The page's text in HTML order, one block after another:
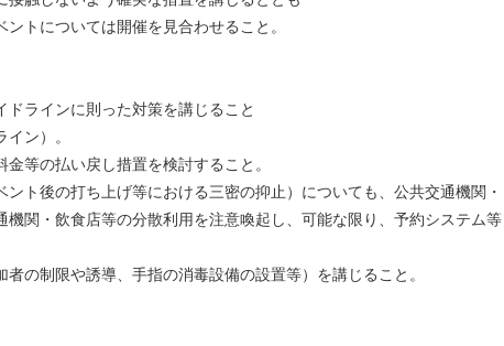
トについては開催を見合わせること。
ドラインに則った対策を講じること
ン）。
等の払い戻し措置を検討すること。
ント後の打ち上げ等における三密の抑止）についても、公共交通機関・
関・飲食店等の分散利用を注意喚起し、可能な限り、予約システム等
の制限や誘導、手指の消毒設備の設置等）を講じること。